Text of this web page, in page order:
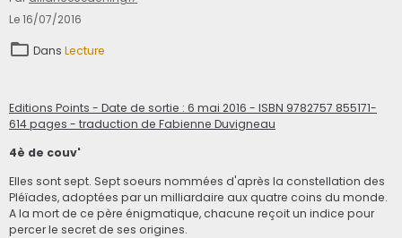
Le 16/07/2016
Dans Lecture
Editions Points - Date de sortie : 6 mai 2016 - ISBN 9782757 855171-
614 pages - traduction de Fabienne Duvigneau
4è de couv'
Elles sont sept. Sept soeurs nommées d'après la constellation des
Pléïades, adoptées par un milliardaire aux quatre coins du monde.
A la mort de ce père énigmatique, chacune reçoit un indice pour
percer le secret de ses origines.